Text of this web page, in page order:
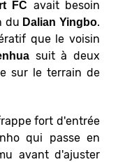
FC avait besoin
du Dalian Yingbo.
que le voisin
suit à deux
sur le terrain de
fort d'entrée
qui passe en
avant d'ajuster